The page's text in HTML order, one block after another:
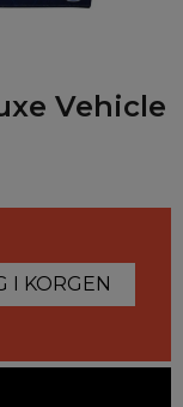
Vehicle
I KORGEN